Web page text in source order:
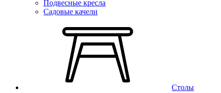
Подвесные кресла
Садовые качели
Столы